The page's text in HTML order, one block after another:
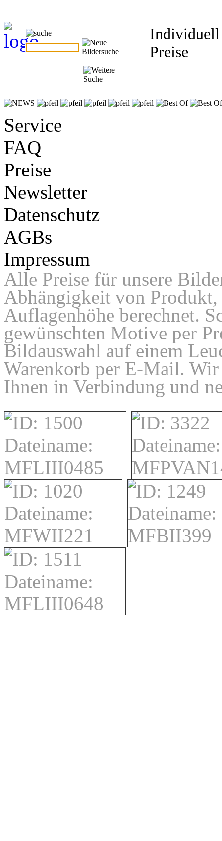
Preise
Service
FAQ
Preise
Newsletter
Datenschutz
AGBs
Impressum
Alle Preise für unsere
Abhängigkeit von
Auflagenhöhe berechnet.
gewünschten Motive per
Bildauswahl auf einem
Warenkorb per E-Mail. Wir
Ihnen in Verbindung und